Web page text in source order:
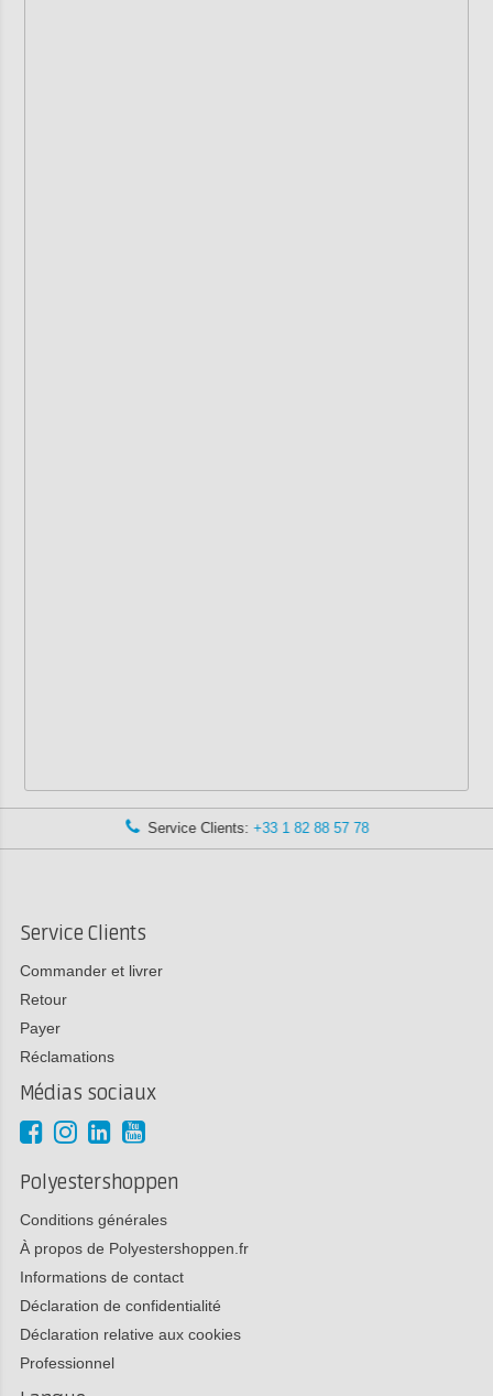
Service Clients: +33 1 82 88 57 78
Service Clients
Commander et livrer
Retour
Payer
Réclamations
Médias sociaux
Polyestershoppen
Conditions générales
À propos de Polyestershoppen.fr
Informations de contact
Déclaration de confidentialité
Déclaration relative aux cookies
Professionnel